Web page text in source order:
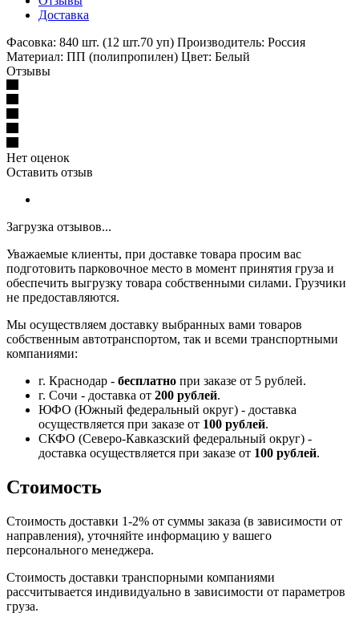
Доставка
Фасовка: 840 шт. (12 шт.70 уп) Производитель: Россия
Материал: ПП (полипропилен) Цвет: Белый
Отзывы
Нет оценок
Оставить отзыв
Загрузка отзывов...
Уважаемые клиенты, при доставке товара просим вас
подготовить парковочное место в момент принятия груза и
обеспечить выгрузку товара собственными силами. Грузчики
не предоставляются.
Мы осуществляем доставку выбранных вами товаров
собственным автотранспортом, так и всеми транспортными
компаниями:
г. Краснодар - бесплатно при заказе от 5 рублей.
г. Сочи - доставка от 200 рублей.
ЮФО (Южный федеральный округ) - доставка
осуществляется при заказе от 100 рублей.
СКФО (Северо-Кавказский федеральный округ) -
доставка осуществляется при заказе от 100 рублей.
Стоимость
Стоимость доставки 1-2% от суммы заказа (в зависимости от
направления), уточняйте информацию у вашего
персонального менеджера.
Стоимость доставки транспорными компаниями
рассчитывается индивидуально в зависимости от параметров
груза.